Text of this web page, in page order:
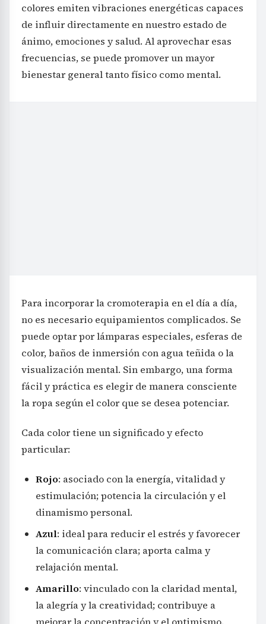
colores emiten vibraciones energéticas capaces
de influir directamente en nuestro estado de
ánimo, emociones y salud. Al aprovechar esas
frecuencias, se puede promover un mayor
bienestar general tanto físico como mental.
Para incorporar la cromoterapia en el día a día,
no es necesario equipamientos complicados. Se
puede optar por lámparas especiales, esferas de
color, baños de inmersión con agua teñida o la
visualización mental. Sin embargo, una forma
fácil y práctica es elegir de manera consciente
la ropa según el color que se desea potenciar.
Cada color tiene un significado y efecto
particular:
Rojo: asociado con la energía, vitalidad y
estimulación; potencia la circulación y el
dinamismo personal.
Azul: ideal para reducir el estrés y favorecer
la comunicación clara; aporta calma y
relajación mental.
Amarillo: vinculado con la claridad mental,
la alegría y la creatividad; contribuye a
mejorar la concentración y el optimismo.